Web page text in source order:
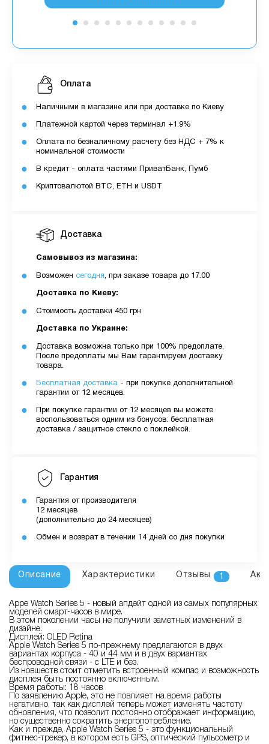
Доставка
Самовывоз из магазина:
Возможен сегодня, при заказе товара до 17.00
Доставка по Киеву:
Стоимость доставки 450 грн
Доставка по Украине:
Доставка возможна только при 100% предоплате.
После предоплаты мы Вам гарантируем доставку
товара.
Бесплатная доставка - при покупке дополнительной
гарантии от 12 месяцев.
При покупке гарантии от 12 месяцев вы можете
воспользоваться одним из бонусов: бесплатная
доставка / защитное стекло с поклейкой.
Гарантия
Гарантия от производителя
12 месяцев
(дополнительно до 24 месяцев)
Обмен и возврат в течении 14 дней со дня покупки
Оплата
Наличными в магазине или при доставке по Киеву
Платежной картой через терминал +1.9%
Оплата по безналичному расчету без НДС + 7% к
номинальной стоимости
В кредит - оплата частями ПриватБанк, Пумб
Криптовалютой BTC, ETH и USDT
Описание Характеристики Отзывы 1
Appe Watch Series 5 - новый апдейт одной из самых популярных
моделей смарт-часов в мире.
В этом поколении часы не получили заметных изменений в
дизайне.
Дисплей: OLED Retina
Apple Watch Series 5 по-прежнему предлагаются в двух
вариантах корпуса - 40 и 44 мм и в двух вариантах
беспроводной связи - с LTE и без.
Из новшеств стоит отметить встроенный компас и возможность
дисплея быть постоянно включенным.
Время работы: 18 часов
По заявлению Apple, это не повлияет на время работы
негативно, так как дисплей теперь может изменять частоту
обновления, что позволит постоянно отображает информацию,
но существенно сократить энергопотребление.
Как и прежде, Apple Watch Series 5 - это функциональный
фитнес-трекер, в котором есть GPS, оптический пульсометр и